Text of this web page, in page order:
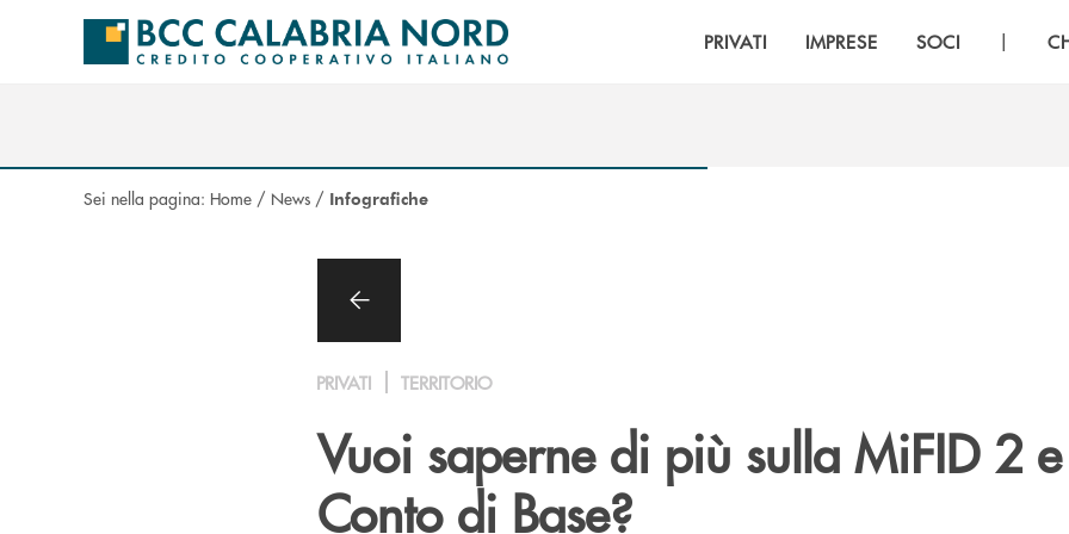
Salta al contenuto principale
PRIVATI IMPRESE SOCI |
Sei nella pagina: Home / News / Infografiche
PRIVATI TERRITORIO
Vuoi saperne di più sulla MiFID 2
Conto di Base?